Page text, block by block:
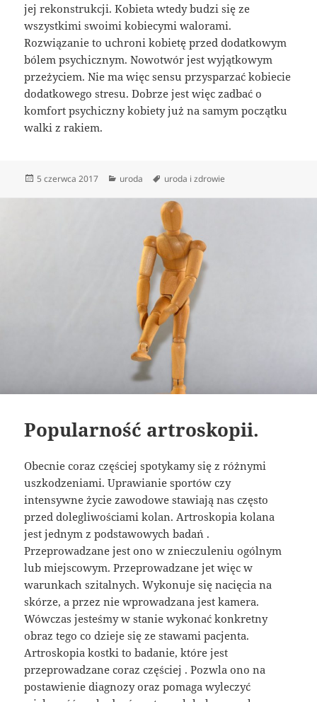
jej rekonstrukcji. Kobieta wtedy budzi się ze
wszystkimi swoimi kobiecymi walorami.
Rozwiązanie to uchroni kobietę przed dodatkowym
bólem psychicznym. Nowotwór jest wyjątkowym
przeżyciem. Nie ma więc sensu przysparzać kobiecie
dodatkowego stresu. Dobrze jest więc zadbać o
komfort psychiczny kobiety już na samym początku
walki z rakiem.
Data
5 czerwca 2017 Kategorie
uroda Tagi
uroda i zdrowie
Popularność artroskopii.
Obecnie coraz częściej spotykamy się z różnymi
uszkodzeniami. Uprawianie sportów czy
intensywne życie zawodowe stawiają nas często
przed dolegliwościami kolan. Artroskopia kolana
jest jednym z podstawowych badań .
Przeprowadzane jest ono w znieczuleniu ogólnym
lub miejscowym. Przeprowadzane jet więc w
warunkach szitalnych. Wykonuje się nacięcia na
skórze, a przez nie wprowadzana jest kamera.
Wówczas jesteśmy w stanie wykonać konkretny
obraz tego co dzieje się ze stawami pacjenta.
Artroskopia kostki to badanie, które jest
przeprowadzane coraz częściej . Pozwla ono na
postawienie diagnozy oraz pomaga wyleczyć